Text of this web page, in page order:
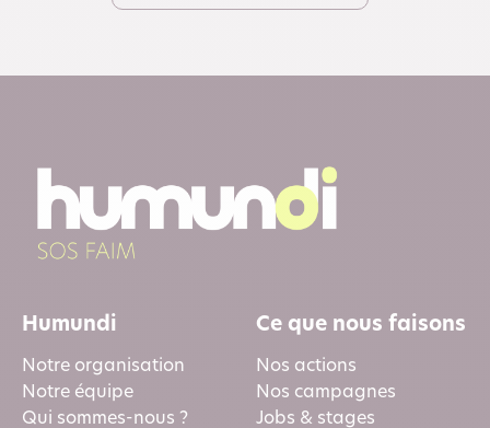
Humundi
Notre organisation
Notre équipe
Qui sommes-nous ?
Ce que nous faisons
Nos actions
Nos campagnes
Jobs & stages